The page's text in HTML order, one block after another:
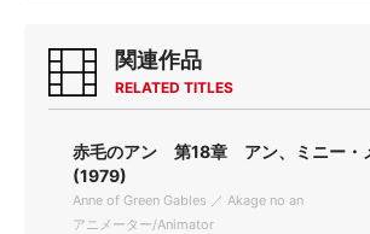
関連作品
RELATED TITLES
赤毛のアン 第18章 アン、ミニー・
(1979)
Anne of Green Gables ／ Akage no an
アニメーター/Animator